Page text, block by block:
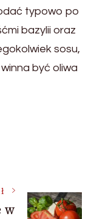
typowo po
bazylii oraz
sosu,
być oliwa
w